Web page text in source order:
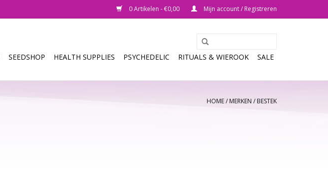
0 Artikelen - €0,00 Mijn account / Registreren
SEEDSHOP HEALTH SUPPLIES PSYCHEDELIC RITUALS & WIEROOK SALE
HOME/MERKEN /BESTEK